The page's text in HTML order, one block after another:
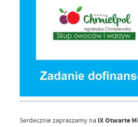
Serdecznie zapraszamy na IX Otwarte